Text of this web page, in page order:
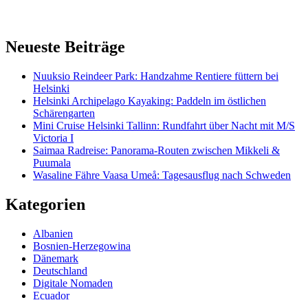
Neueste Beiträge
Nuuksio Reindeer Park: Handzahme Rentiere füttern bei
Helsinki
Helsinki Archipelago Kayaking: Paddeln im östlichen
Schärengarten
Mini Cruise Helsinki Tallinn: Rundfahrt über Nacht mit M/S
Victoria I
Saimaa Radreise: Panorama-Routen zwischen Mikkeli &
Puumala
Wasaline Fähre Vaasa Umeå: Tagesausflug nach Schweden
Kategorien
Albanien
Bosnien-Herzegowina
Dänemark
Deutschland
Digitale Nomaden
Ecuador